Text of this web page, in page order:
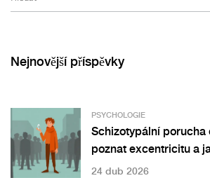
Nejnovější příspěvky
PSYCHOLOGIE
Schizotypální porucha
poznat excentricitu a
24 dub 2026